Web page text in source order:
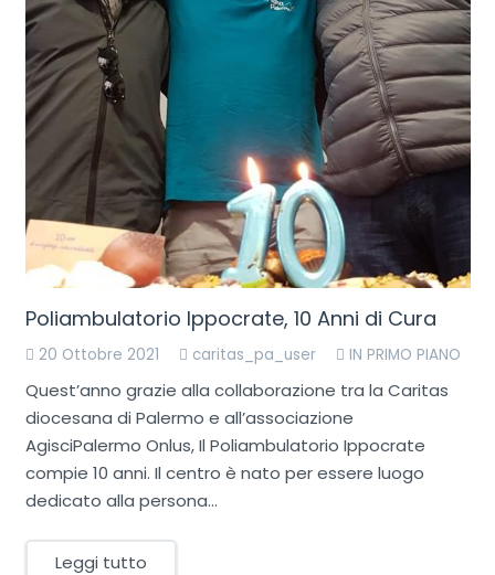
Poliambulatorio Ippocrate, 10 Anni di Cura
20 Ottobre 2021 caritas_pa_user IN PRIMO PIANO
Quest’anno grazie alla collaborazione tra la Caritas
diocesana di Palermo e all’associazione
AgisciPalermo Onlus, Il Poliambulatorio Ippocrate
compie 10 anni. Il centro è nato per essere luogo
dedicato alla persona…
Leggi tutto